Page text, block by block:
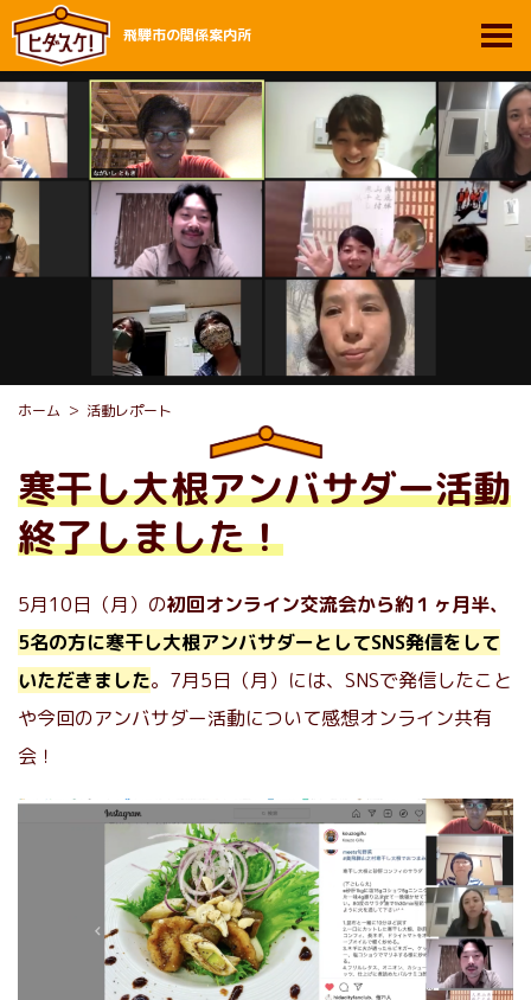
飛騨市の関係案内所
ホーム 活動レポート
寒干し大根アンバサダー活動
終了しました！
5月10日（月）の初回オンライン交流会から約１ヶ月半、
5名の方に寒干し大根アンバサダーとしてSNS発信をして
いただきました。7月5日（月）には、SNSで発信したこと
や今回のアンバサダー活動について感想オンライン共有
会！